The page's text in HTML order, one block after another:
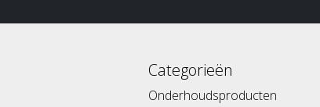
Categorieën
Onderhoudsproducten